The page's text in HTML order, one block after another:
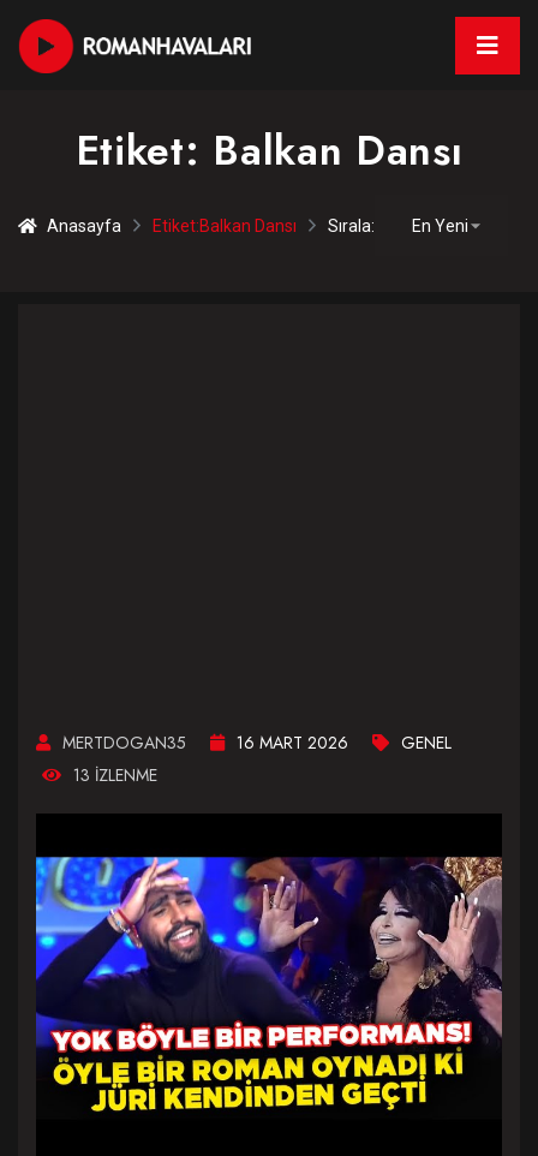
Etiket: Balkan Dansı
Anasayfa Etiket:Balkan Dansı Sırala:
MERTDOGAN35 16 MART 2026
GENEL
13 IZLENME